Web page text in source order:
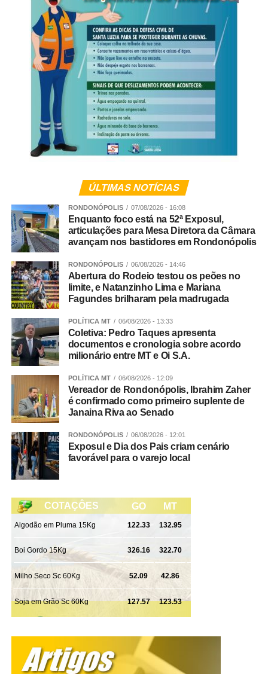
ÚLTIMAS NOTÍCIAS
RONDONÓPOLIS 07/08/2026 - 16:08
Enquanto foco está na 52ª Exposul,
articulações para Mesa Diretora da Câmara
avançam nos bastidores em Rondonópolis
RONDONÓPOLIS 06/08/2026 - 14:46
Abertura do Rodeio testou os peões no
limite, e Natanzinho Lima e Mariana
Fagundes brilharam pela madrugada
POLÍTICA MT 06/08/2026 - 13:33
Coletiva: Pedro Taques apresenta
documentos e cronologia sobre acordo
milionário entre MT e Oi S.A.
POLÍTICA MT 06/08/2026 - 12:09
Vereador de Rondonópolis, Ibrahim Zaher
é confirmado como primeiro suplente de
Janaina Riva ao Senado
RONDONÓPOLIS 06/08/2026 - 12:01
Exposul e Dia dos Pais criam cenário
favorável para o varejo local